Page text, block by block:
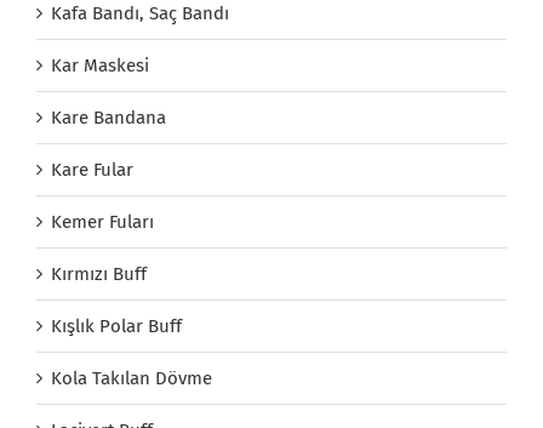
Kafa Bandı, Saç Bandı
Kar Maskesi
Kare Bandana
Kare Fular
Kemer Fuları
Kırmızı Buff
Kışlık Polar Buff
Kola Takılan Dövme